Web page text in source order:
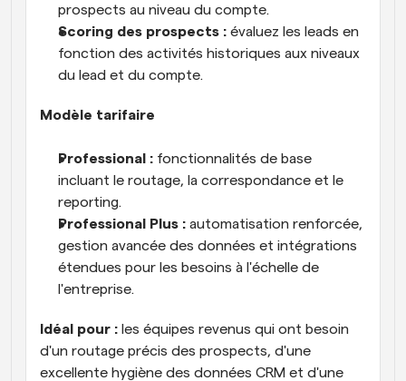
prospects au niveau du compte.
Scoring des prospects : évaluez les leads en
fonction des activités historiques aux niveaux
du lead et du compte.
Modèle tarifaire
Professional : fonctionnalités de base
incluant le routage, la correspondance et le
reporting.
Professional Plus : automatisation renforcée,
gestion avancée des données et intégrations
étendues pour les besoins à l'échelle de
l'entreprise.
Idéal pour : les équipes revenus qui ont besoin
d'un routage précis des prospects, d'une
excellente hygiène des données CRM et d'une